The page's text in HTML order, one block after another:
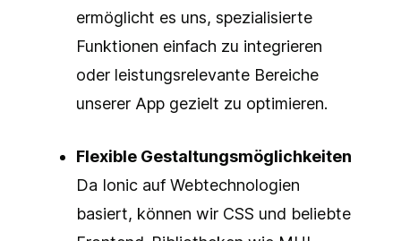
ermöglicht es uns, spezialisierte
Funktionen einfach zu integrieren
oder leistungsrelevante Bereiche
unserer App gezielt zu optimieren.
Flexible Gestaltungsmöglichkeiten
Da Ionic auf Webtechnologien
basiert, können wir CSS und beliebte